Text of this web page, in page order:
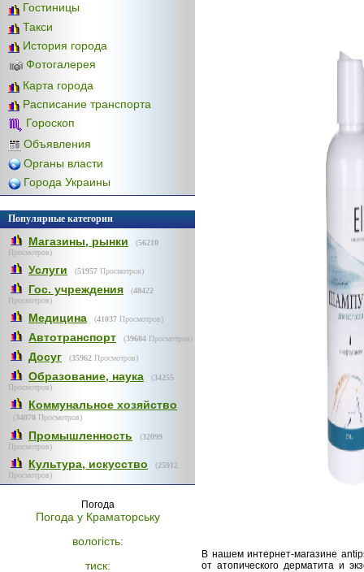
Гостиницы
Такси
История города
Фотогалерея
Карта города
Расписание транспорта
Гороскоп
Объявления
Органы власти
Города Украины
Популярные категории
Магазины, рынки (56210
Просмотров)
Услуги (51957 Просмотров)
Гос. учреждения (48422
Просмотров)
Медицина (41037 Просмотров)
Автотранспорт (39604 Просмотров)
Досуг (35962 Просмотров)
Образование, наука (34255
Просмотров)
Коммунальное хозяйство
(34078 Просмотров)
Промышленность (32099
Просмотров)
Культура, искусство (25912
Просмотров)
Погода
Погода у Краматорську
вологість:
тиск:
В нашем интернет-магазине
от атопического дерматита и